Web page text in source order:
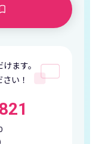
ます。
い！